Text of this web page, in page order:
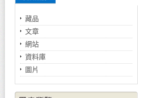
藏品
文章
網站
資料庫
圖片